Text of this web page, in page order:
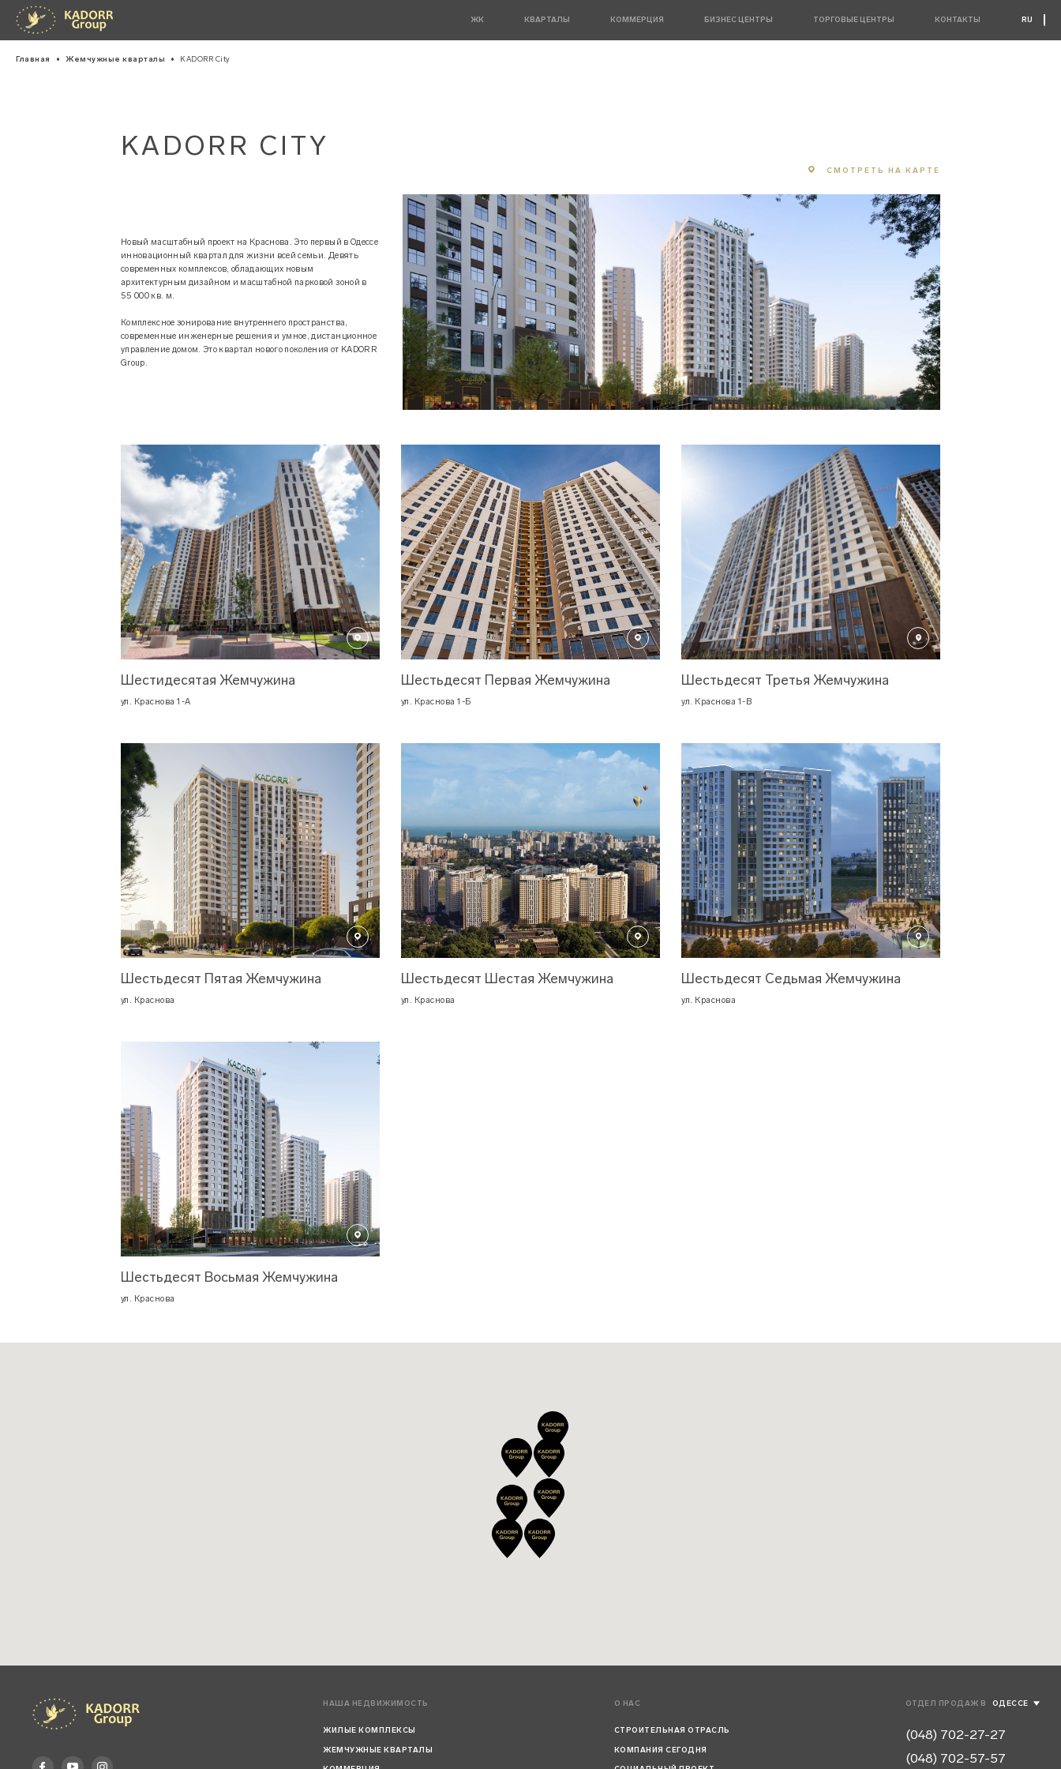
ЖК КВАРТАЛЫ КОММЕРЦИЯ БИЗНЕС ЦЕНТРЫ ТОРГОВЫЕ ЦЕНТРЫ КОНТАКТЫ RU
UA
Главная • Жемчужные кварталы • KADORR City
KADORR CITY
СМОТРЕТЬ НА КАРТЕ
Новый масштабный проект на Краснова. Это первый в Одессе
инновационный квартал для жизни всей семьи. Девять
современных комплексов, обладающих новым
архитектурным дизайном и масштабной парковой зоной в
55 000 кв. м.
Комплексное зонирование внутреннего пространства,
современные инженерные решения и умное, дистанционное
управление домом. Это квартал нового поколения от KADORR
Group.
Шестидесятая Жемчужина
ул. Краснова 1-А
Шестьдесят Первая Жемчужина
ул. Краснова 1-Б
Шестьдесят Третья Жемчужина
ул. Краснова 1-В
Шестьдесят Пятая Жемчужина
ул. Краснова
Шестьдесят Шестая Жемчужина
ул. Краснова
Шестьдесят Седьмая Жемчужина
ул. Краснова
Шестьдесят Восьмая Жемчужина
ул. Краснова
НАША НЕДВИЖИМОСТЬ
ЖИЛЫЕ КОМПЛЕКСЫ
ЖЕМЧУЖНЫЕ КВАРТАЛЫ
О НАС
СТРОИТЕЛЬНАЯ ОТРАСЛЬ
КОМПАНИЯ СЕГОДНЯ
ОТДЕЛ ПРОДАЖ В
ОДЕССЕ
(048) 702-27-27
(048) 702-57-57